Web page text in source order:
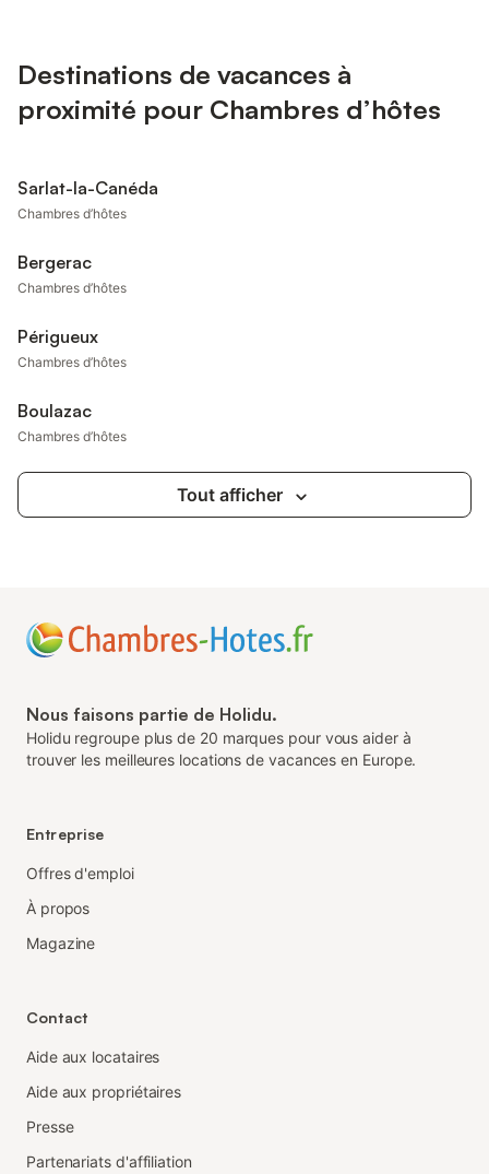
Destinations de vacances à
proximité pour Chambres d’hôtes
Sarlat-la-Canéda
Chambres d’hôtes
Bergerac
Chambres d’hôtes
Périgueux
Chambres d’hôtes
Boulazac
Chambres d’hôtes
Tout afficher
Nous faisons partie de Holidu.
Holidu regroupe plus de 20 marques pour vous aider à
trouver les meilleures locations de vacances en Europe.
Entreprise
Offres d'emploi
À propos
Magazine
Contact
Aide aux locataires
Aide aux propriétaires
Presse
Partenariats d'affiliation